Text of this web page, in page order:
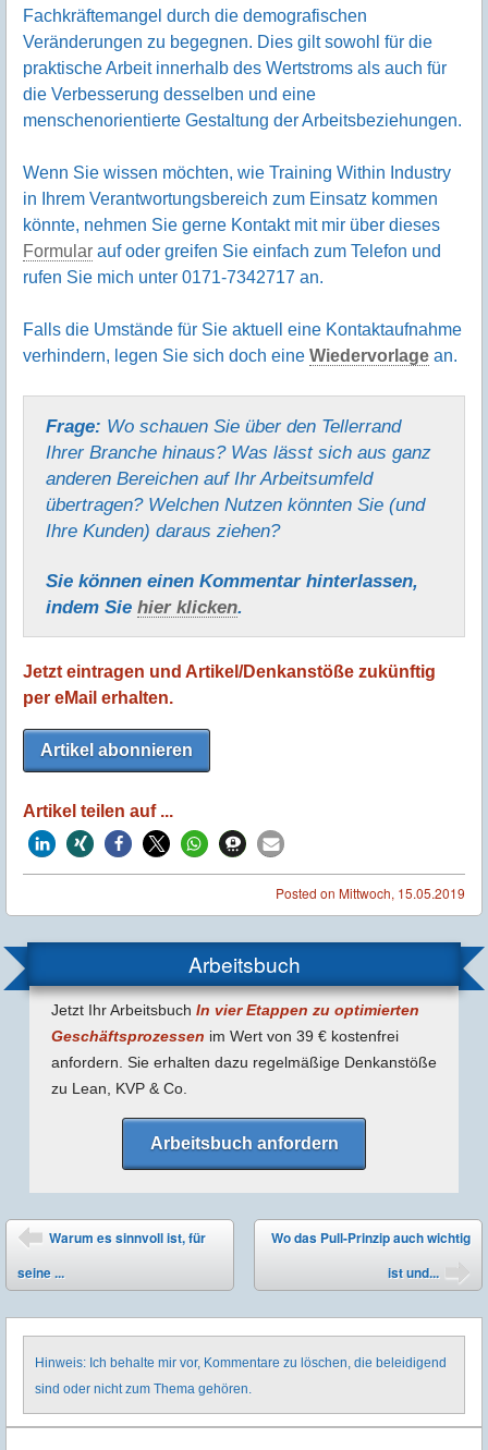
Fachkräftemangel durch die demografischen
Veränderungen zu begegnen. Dies gilt sowohl für die
praktische Arbeit innerhalb des Wertstroms als auch für
die Verbesserung desselben und eine
menschenorientierte Gestaltung der Arbeitsbeziehungen.
Wenn Sie wissen möchten, wie Training Within Industry
in Ihrem Verantwortungsbereich zum Einsatz kommen
könnte, nehmen Sie gerne Kontakt mit mir über dieses
Formular auf oder greifen Sie einfach zum Telefon und
rufen Sie mich unter 0171-7342717 an.
Falls die Umstände für Sie aktuell eine Kontaktaufnahme
verhindern, legen Sie sich doch eine Wiedervorlage an.
Frage: Wo schauen Sie über den Tellerrand
Ihrer Branche hinaus? Was lässt sich aus ganz
anderen Bereichen auf Ihr Arbeitsumfeld
übertragen? Welchen Nutzen könnten Sie (und
Ihre Kunden) daraus ziehen?
Sie können einen Kommentar hinter­lassen,
indem Sie hier klicken.
Jetzt eintragen und Artikel/Denkanstöße zukünftig
per eMail erhalten.
Artikel abonnieren
Artikel teilen auf ...
Posted on Mittwoch, 15.05.2019
Arbeitsbuch
Jetzt Ihr Arbeitsbuch In vier Etappen zu optimierten
Geschäfts­prozessen im Wert von 39 € kostenfrei
anfordern. Sie erhalten dazu regel­mäßige Denk­anstöße
zu Lean, KVP & Co.
Arbeitsbuch anfordern
Post navigation
⬅
Warum es sinnvoll ist, für
seine ...
Wo das Pull-Prinzip auch wichtig
ist und...
Hinweis: Ich behalte mir vor, Kommentare zu löschen, die beleidigend
sind oder nicht zum Thema gehören.